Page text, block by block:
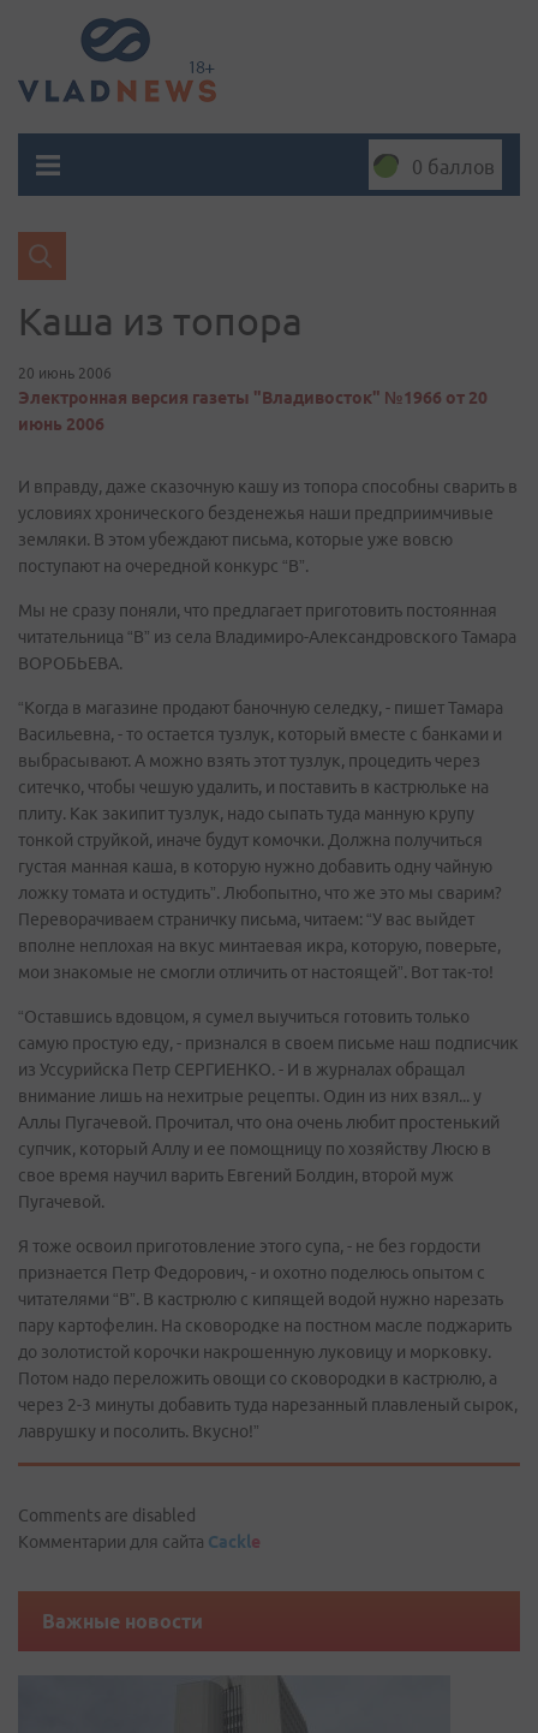
0 баллов
Каша из топора
20 июнь 2006
Электронная версия газеты "Владивосток" №1966 от 20
июнь 2006
И вправду, даже сказочную кашу из топора способны сварить в
условиях хронического безденежья наши предприимчивые
земляки. В этом убеждают письма, которые уже вовсю
поступают на очередной конкурс “В”.
Мы не сразу поняли, что предлагает приготовить постоянная
читательница “В” из села Владимиро-Александровского Тамара
ВОРОБЬЕВА.
“Когда в магазине продают баночную селедку, - пишет Тамара
Васильевна, - то остается тузлук, который вместе с банками и
выбрасывают. А можно взять этот тузлук, процедить через
ситечко, чтобы чешую удалить, и поставить в кастрюльке на
плиту. Как закипит тузлук, надо сыпать туда манную крупу
тонкой струйкой, иначе будут комочки. Должна получиться
густая манная каша, в которую нужно добавить одну чайную
ложку томата и остудить”. Любопытно, что же это мы сварим?
Переворачиваем страничку письма, читаем: “У вас выйдет
вполне неплохая на вкус минтаевая икра, которую, поверьте,
мои знакомые не смогли отличить от настоящей”. Вот так-то!
“Оставшись вдовцом, я сумел выучиться готовить только
самую простую еду, - признался в своем письме наш подписчик
из Уссурийска Петр СЕРГИЕНКО. - И в журналах обращал
внимание лишь на нехитрые рецепты. Один из них взял... у
Аллы Пугачевой. Прочитал, что она очень любит простенький
супчик, который Аллу и ее помощницу по хозяйству Люсю в
свое время научил варить Евгений Болдин, второй муж
Пугачевой.
Я тоже освоил приготовление этого супа, - не без гордости
признается Петр Федорович, - и охотно поделюсь опытом с
читателями “В”. В кастрюлю с кипящей водой нужно нарезать
пару картофелин. На сковородке на постном масле поджарить
до золотистой корочки накрошенную луковицу и морковку.
Потом надо переложить овощи со сковородки в кастрюлю, а
через 2-3 минуты добавить туда нарезанный плавленый сырок,
лаврушку и посолить. Вкусно!”
Comments are disabled
Комментарии для сайта Cackle
Важные новости